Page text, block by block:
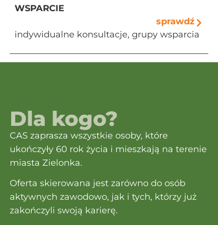
WSPARCIE
sprawdź
indywidualne konsultacje, grupy wsparcia
Dla kogo?
CAS zaprasza wszystkie osoby, które
ukończyły 60 rok życia i mieszkają na terenie
miasta Zielonka.
Oferta skierowana jest zarówno do osób
aktywnych zawodowo, jak i tych, którzy już
zakończyli swoją karierę.